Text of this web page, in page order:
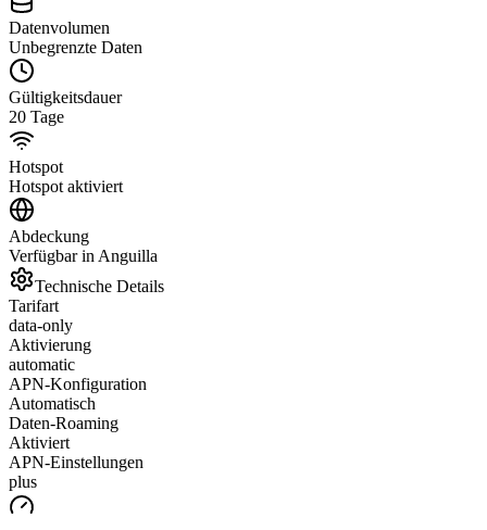
Datenvolumen
Unbegrenzte Daten
Gültigkeitsdauer
20 Tage
Hotspot
Hotspot aktiviert
Abdeckung
Verfügbar in Anguilla
Technische Details
Tarifart
data-only
Aktivierung
automatic
APN-Konfiguration
Automatisch
Daten-Roaming
Aktiviert
APN-Einstellungen
plus